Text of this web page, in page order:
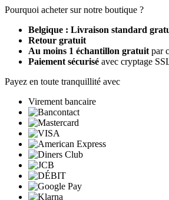
Pourquoi acheter sur notre boutique ?
Belgique : Livraison standard
Retour gratuit
Au moins 1 échantillon gratuit par
Paiement sécurisé avec cryptage
Payez en toute tranquillité avec
Virement bancaire